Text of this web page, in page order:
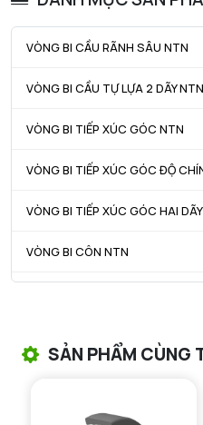
VÒNG BI CẦU RÃNH SÂU NTN
VÒNG BI CẦU TỰ LỰA 2 DÃY NTN
VÒNG BI TIẾP XÚC GÓC NTN
VÒNG BI TIẾP XÚC GÓC ĐỘ
VÒNG BI TIẾP XÚC GÓC HAI
VÒNG BI CÔN NTN
VÒNG BI KIM NTN
Da max - Đường kính vai tối đa
SẢN PHẨM CÙNG